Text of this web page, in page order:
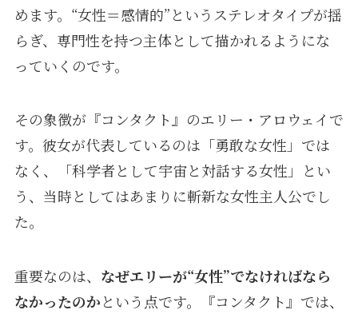
めます。“女性＝感情的”というステレオタイプが揺
らぎ、専門性を持つ主体として描かれるようにな
っていくのです。
その象徴が『コンタクト』のエリー・アロウェイで
す。彼女が代表しているのは「勇敢な女性」では
なく、「科学者として宇宙と対話する女性」とい
う、当時としてはあまりに斬新な女性主人公でし
た。
重要なのは、 なぜエリーが“女性”でなければなら
なかったのかという点です。『コンタクト』では、